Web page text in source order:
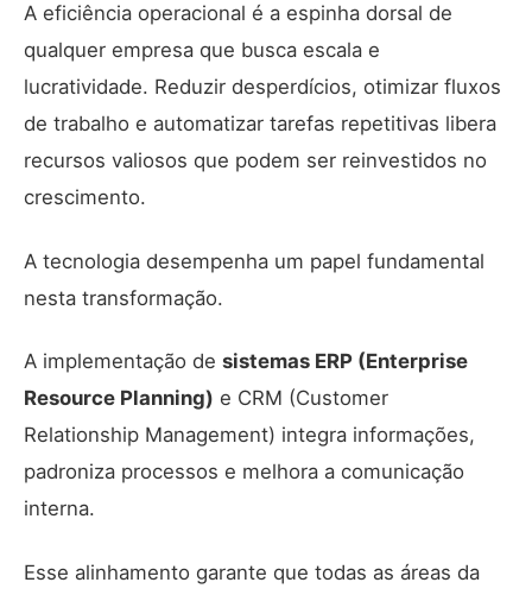
A eficiência operacional é a espinha dorsal de
qualquer empresa que busca escala e
lucratividade. Reduzir desperdícios, otimizar fluxos
de trabalho e automatizar tarefas repetitivas libera
recursos valiosos que podem ser reinvestidos no
crescimento.
A tecnologia desempenha um papel fundamental
nesta transformação.
A implementação de sistemas ERP (Enterprise
Resource Planning) e CRM (Customer
Relationship Management) integra informações,
padroniza processos e melhora a comunicação
interna.
Esse alinhamento garante que todas as áreas da